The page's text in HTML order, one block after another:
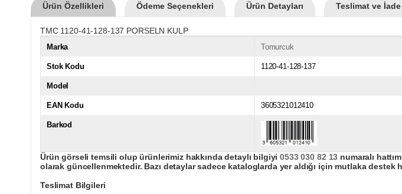
Ürün Özellikleri Ödeme Seçenekleri Ürün Detayları Teslimat ve
TMC 1120-41-128-137 PORSELN KULP
Marka Tomurcuk
Stok Kodu 1120-41-128-137
Model
EAN Kodu 3605321012410
Barkod
Ürün görseli temsili olup ürünlerimiz hakkında detaylı bilgiyi0533 030 82 13 numaralı
olarak güncellenmektedir. Bazı detaylar sadece kataloglarda yer aldığı için mutlaka destek
Teslimat Bilgileri